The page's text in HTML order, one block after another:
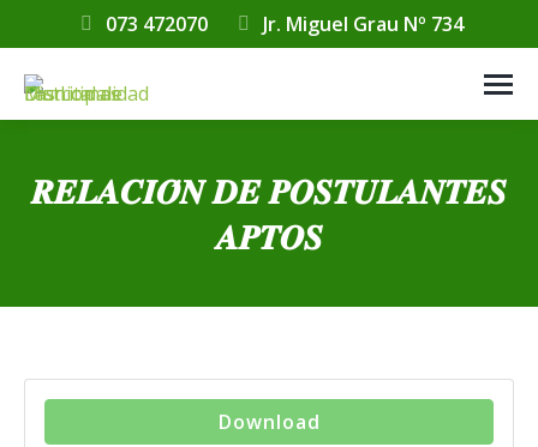
073 472070 Jr. Miguel Grau Nº 734
𝑹𝑬𝑳𝑨𝑪𝑰𝑶́𝑵 𝑫𝑬 𝑷𝑶𝑺𝑻𝑼𝑳𝑨𝑵𝑻𝑬𝑺
𝑨𝑷𝑻𝑶𝑺
Download